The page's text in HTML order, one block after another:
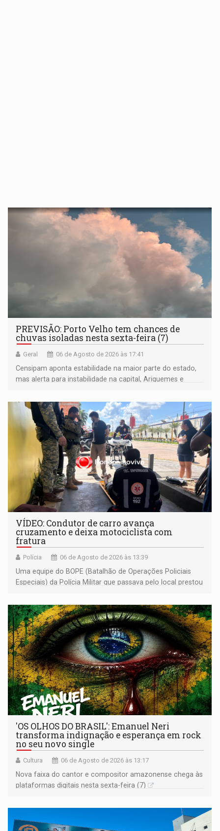
PREVISÃO: Porto Velho tem chances de
chuvas isoladas nesta sexta-feira (7)
Geral 06 de Agosto de 2026 às 17:41
Censipam aponta estabilidade na maior parte do estado,
mas alerta para instabilidade na capital, Ariquemes e
VÍDEO: Condutor de carro avança
cruzamento e deixa motociclista com
fratura
Polícia 06 de Agosto de 2026 às 13:39
Uma equipe do BOPE (Batalhão de Operações Policiais
Especiais) da Polícia Militar que passava pelo local prestou
'OS OLHOS DO BRASIL': Emanuel Neri
transforma indignação e esperança em rock
no seu novo single
Cultura 06 de Agosto de 2026 às 13:17
Nova faixa do cantor e compositor amazonense chega às
plataformas digitais nesta sexta-feira (7)